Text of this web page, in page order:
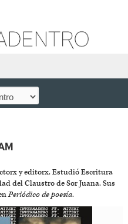
y editorx. Estudió Escritura
del Claustro de Sor Juana. Sus
Periódico de poesía.